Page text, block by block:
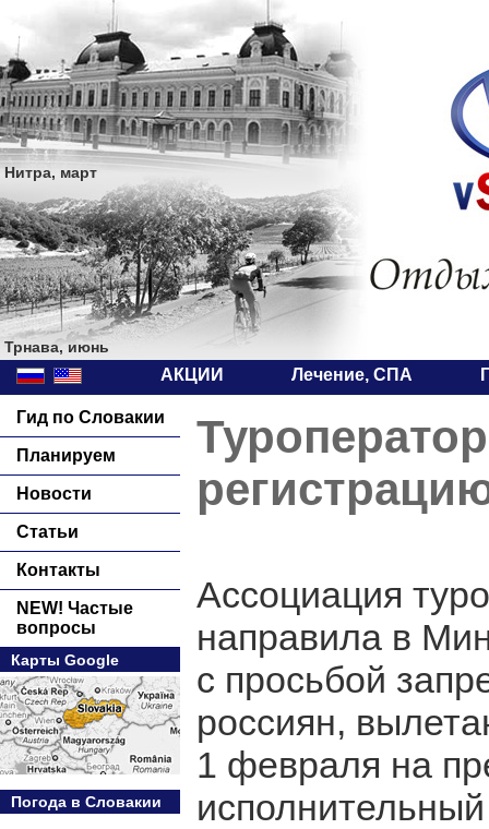
Нитра, март
Трнава, июнь
АКЦИИ Лечение, СПА
Гид по Словакии
Планируем
Новости
Статьи
Контакты
NEW! Частые
вопросы
Карты Google
Погода в Словакии
Ассоциация
направила в
с просьбой
россиян,
1 февраля на